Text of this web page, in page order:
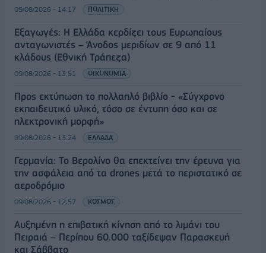
09/08/2026 - 14:17 ΠΟΛΙΤΙΚΗ
Εξαγωγές: Η Ελλάδα κερδίζει τους Ευρωπαίους
ανταγωνιστές – Άνοδος μεριδίων σε 9 από 11
κλάδους (Εθνική Τράπεζα)
09/08/2026 - 13:51 ΟΙΚΟΝΟΜΙΑ
Προς εκτύπωση το πολλαπλό βιβλίο - «Σύγχρονο
εκπαιδευτικό υλικό, τόσο σε έντυπη όσο και σε
ηλεκτρονική μορφή»
09/08/2026 - 13:24 ΕΛΛΑΔΑ
Γερμανία: Το Βερολίνο θα επεκτείνει την έρευνα για
την ασφάλεια από τα drones μετά το περιστατικό σε
αεροδρόμιο
09/08/2026 - 12:57 ΚΟΣΜΟΣ
Αυξημένη η επιβατική κίνηση από το λιμάνι του
Πειραιά – Περίπου 60.000 ταξίδεψαν Παρασκευή
και Σάββατο